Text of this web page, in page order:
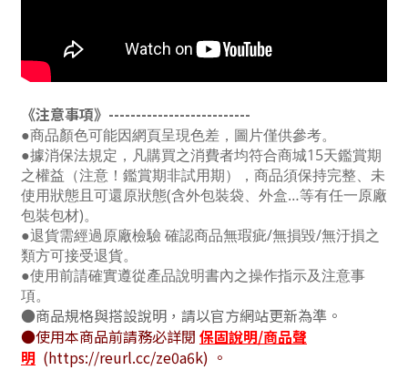
《注意事項》--------------------------
●商品顏色可能因網頁呈現色差，圖片僅供參考。
●據消保法規定，凡購買之消費者均符合商城15天鑑賞期
之權益（注意！鑑賞期非試用期），商品須保持完整、未
使用狀態且可還原狀態(含外包裝袋、外盒…等有任一原廠
包裝包材)。
●退貨需經過原廠檢驗 確認商品無瑕疵/無損毀/無汙損之
類方可接受退貨。
●使用前請確實遵從產品說明書內之操作指示及注意事
項。
●商品規格與搭設說明，請以官方網站更新為準。
●使用本商品前請務必詳閱 保固說明/商品聲
明 (https://reurl.cc/ze0a6k) 。